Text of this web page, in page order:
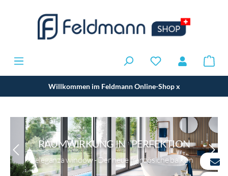
Willkommen im Feldmann Online-Shopx
RAUMWIRKUNG IN PERFEKTION
eleganza window - Der neue französiche balkon